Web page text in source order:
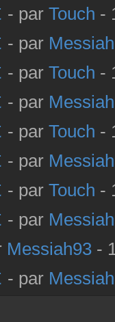
- par Touch -
- par
- par Touch -
- par
- par Touch -
- par
- par Touch -
- par
Messiah93 -
- par